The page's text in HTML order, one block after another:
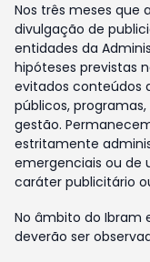
Nos três meses que
divulgação de
entidades da
hipóteses previstas
evitados conteúdos
públicos,
gestão.
estritamente
emergenciais ou de
caráter publicitário
No âmbito do Ibram
deverão ser